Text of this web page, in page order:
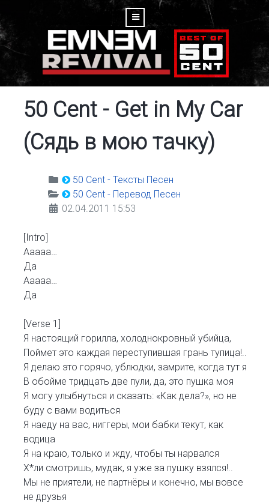
50 Cent - Get in My Car
(Сядь в мою тачку)
50 Cent - Тексты Песен
50 Cent - Перевод Песен
02.04.2011 15:53
[Intro]
Ааааа…
Да
Ааааа…
Да
[Verse 1]
Я настоящий горилла, холоднокровный убийца,
Поймет это каждая переступившая грань тупица!..
Я делаю это горячо, ублюдки, замрите, когда тут я
В обойме тридцать две пули, да, это пушка моя
Я могу улыбнуться и сказать: «Как дела?», но не
буду с вами водиться
Я наеду на вас, ниггеры, мои бабки текут, как
водица
Я на краю, только и жду, чтобы ты нарвался
Х*ли смотришь, мудак, я уже за пушку взялся!..
Мы не приятели, не партнёры и конечно, мы вовсе
не друзья